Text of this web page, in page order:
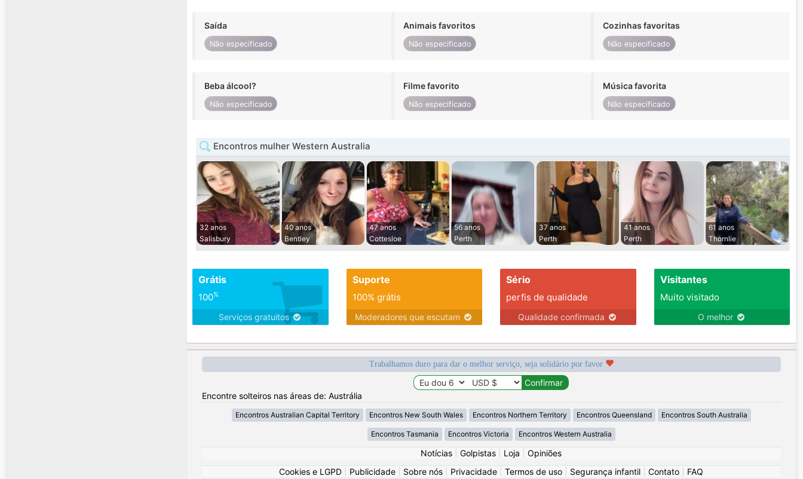
Saída
Não especificado
Animais favoritos
Não especificado
Cozinhas favoritas
Não especificado
Beba álcool?
Não especificado
Filme favorito
Não especificado
Música favorita
Não especificado
Encontros mulher Western Australia
32 anos
Salisbury
40 anos
Bentley
47 anos
Cottesloe
56 anos
Perth
37 anos
Perth
41 anos
Perth
61 anos
Thornlie
Grátis
100%
Serviços gratuitos
Suporte
100% grátis
Moderadores que escutam
Sério
perfis de qualidade
Qualidade confirmada
Visitantes
Muito visitado
O melhor
Trabalhamos duro para dar o melhor serviço, seja solidário por favor
Encontre solteiros nas áreas de: Austrália
Encontros Australian Capital Territory Encontros New South Wales Encontros Northern Territory Encontros Queensland Encontros South Australia
Encontros Tasmania Encontros Victoria Encontros Western Australia
Notícias Golpistas Loja
Opiniões
Cookies e LGPD
Publicidade Sobre nós Privacidade Termos de uso Segurança infantil Contato FAQ